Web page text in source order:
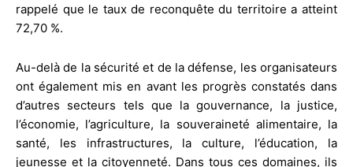
rappelé que le taux de reconquête du territoire a atteint
72,70 %.
Au-delà de la sécurité et de la défense, les organisateurs
ont également mis en avant les progrès constatés dans
d’autres secteurs tels que la gouvernance, la justice,
l’économie, l’agriculture, la souveraineté alimentaire, la
santé, les infrastructures, la culture, l’éducation, la
jeunesse et la citoyenneté. Dans tous ces domaines, ils